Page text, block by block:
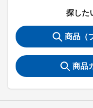
探した
商品（
商品